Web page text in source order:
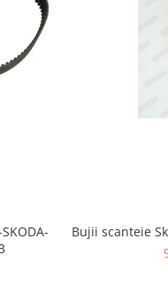
Bujii scanteie